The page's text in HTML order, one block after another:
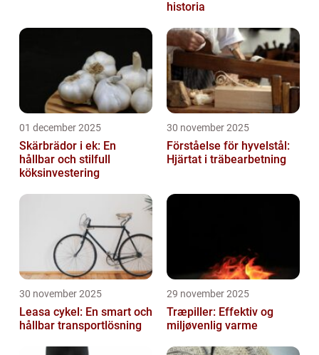
historia
01 december 2025
Skärbrädor i ek: En
hållbar och stilfull
köksinvestering
30 november 2025
Förståelse för hyvelstål:
Hjärtat i träbearbetning
30 november 2025
Leasa cykel: En smart och
hållbar transportlösning
29 november 2025
Træpiller: Effektiv og
miljøvenlig varme